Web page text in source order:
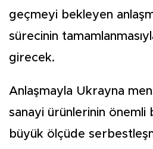
geçmeyi bekleyen
sürecinin
girecek.
Anlaşmayla Ukrayna
sanayi ürünlerinin önemli
büyük ölçüde